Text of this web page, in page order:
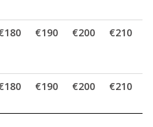
€190 €200 €210
€190 €200 €210